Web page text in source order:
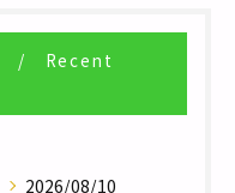
Recent
2026/08/10